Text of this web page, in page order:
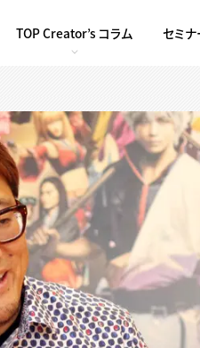
TOP Creator’s コラム セミ